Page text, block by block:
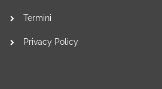
Termini
Privacy Policy